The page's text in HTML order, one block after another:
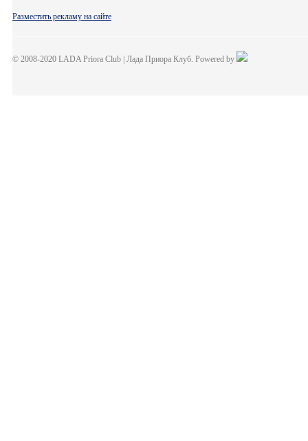
Разместить рекламу на сайте
© 2008-2020 LADA Priora Club | Лада Приора Клуб. Powered by